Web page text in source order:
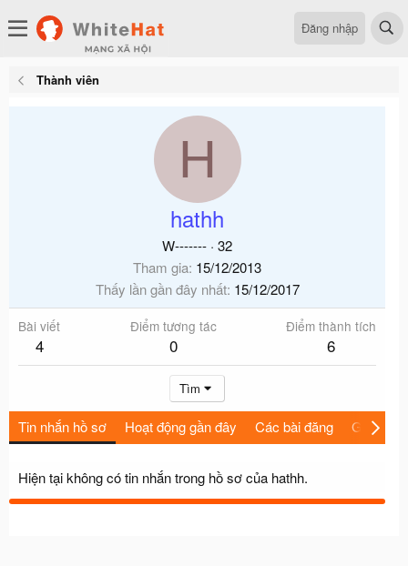
Đăng nhập
Thành viên
H
hathh
W------- · 32
Tham gia 15/12/2013
Thấy lần gần đây nhất 15/12/2017
Bài viết
4
Điểm tương tác
0
Điểm thành tích
6
Tìm
Tin nhắn hồ sơ Hoạt động gần đây Các bài đăng Giới thiệu
Hiện tại không có tin nhắn trong hồ sơ của hathh.